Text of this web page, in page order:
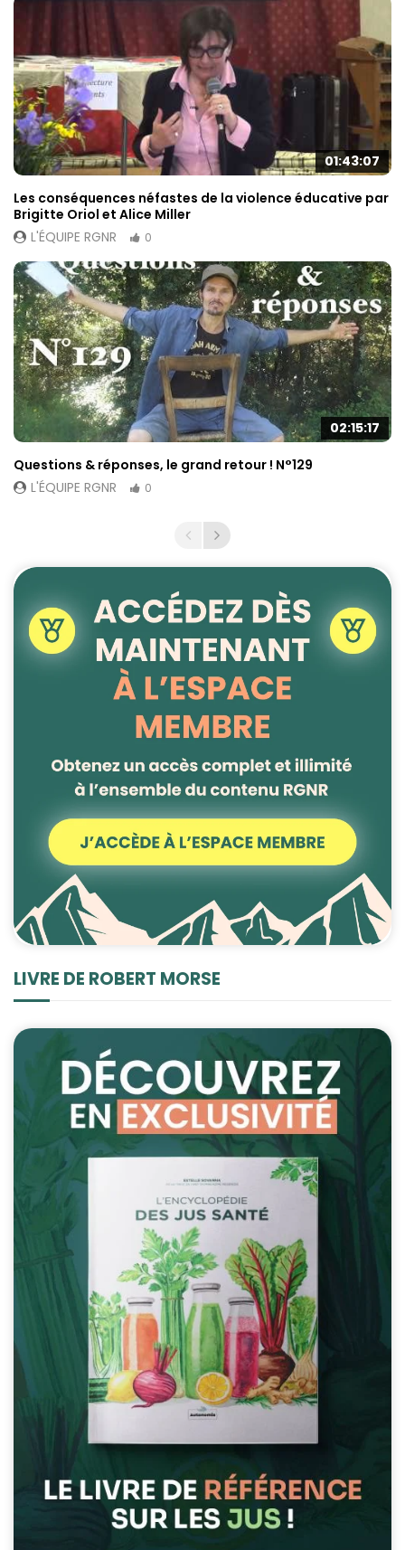
01:43:07
Les conséquences néfastes de la violence éducative par
Brigitte Oriol et Alice Miller
L'ÉQUIPE RGNR
0
02:15:17
Questions & réponses, le grand retour ! N°129
L'ÉQUIPE RGNR
0
LIVRE DE ROBERT MORSE